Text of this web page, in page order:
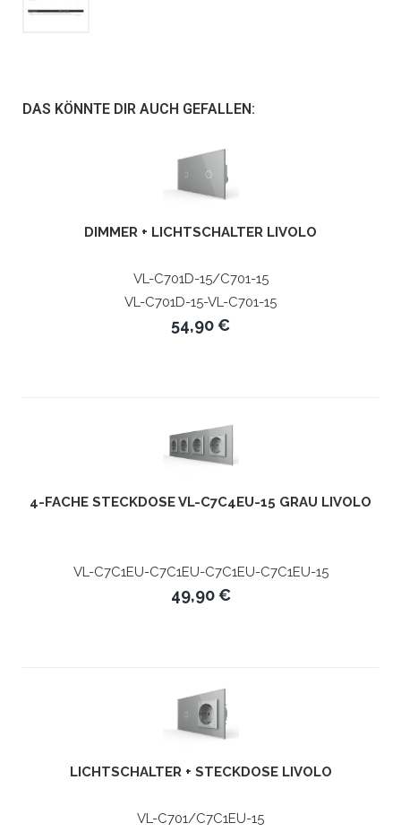
DAS KÖNNTE DIR AUCH GEFALLEN:
DIMMER + LICHTSCHALTER LIVOLO
VL-C701D-15/C701-15
VL-C701D-15-VL-C701-15
54,90 €
4-FACHE STECKDOSE VL-C7C4EU-15 GRAU LIVOLO
VL-C7C1EU-C7C1EU-C7C1EU-C7C1EU-15
49,90 €
LICHTSCHALTER + STECKDOSE LIVOLO
VL-C701/C7C1EU-15